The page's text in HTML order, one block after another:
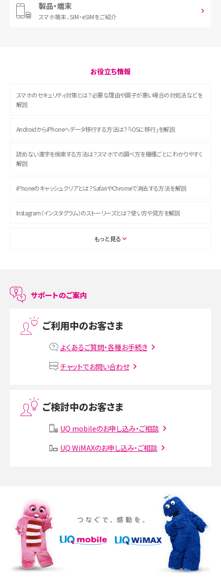
製品・端末
スマホ端末、SIM・eSIMをご紹介
お役立ち情報
スマホのセキュリティ対策とは？必要な理由や調子が悪い場合の対処法などを
解説
AndroidからiPhoneへデータ移行する方法は？「iOSに移行」を解説
読めない漢字を検索する方法は？スマホでの調べ方を機種ごとにわかりやすく
解説
iPhoneのキャッシュクリアとは？SafariやChromeで消去する方法を解説
Instagram（インスタグラム）のストーリーズとは？使い方や見方を解説
ASMRとは？初心者向けの代表ジャンルや楽しみ方を解説
LINEで友だちを削除する方法は？方法ごとの影響や復活・復元する方法も解説
MNOとは？MVNOやMVNEとの違いやメリット・デメリットを解説
VPN接続とは？仕組みや必要性、メリット・デメリット、接続方法を解説
Instagram（インスタグラム）でスクショするとバレる？バレるケースや撮り方も解
SMSとは？料金やできること、注意点や届かない時の対処法を解説
iPhone 16eとiPhone SE（第3世代）の違いは？サイズやスペックを比較して解説
iPhone 16eとiPhone 14を徹底比較！スペック・機能の違いをわかりやすく紹介
iPhone 16シリーズのモデルを比較！価格・サイズ・カメラ性能の違いを徹底解説
iPhone 16とiPhone 15の違いは？カメラ・スペック・機能を徹底比較
もっと見る
サポートのご案内
ご利用中のお客さま
よくあるご質問・各種お手続き
チャットでお問い合わせ
ご検討中のお客さま
UQ mobileのお申し込み・ご相談
UQ WiMAXのお申し込み・ご相談